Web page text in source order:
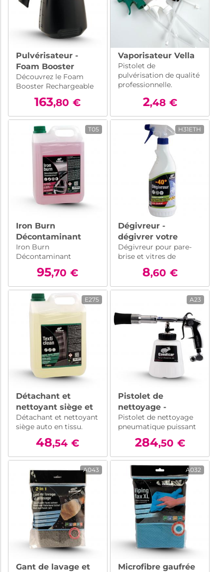
Pulvérisateur -
Foam Booster
Rechargeable 2L
Découvrez le Foam
Booster Rechargeable
2L : pulvérisateur
autonome et
rechargeable.
Simplifiez votre
nettoyage automobile !
163,80 €
Vaporisateur Vella
Pistolet de
pulvérisation de qualité
professionnelle.
2,48 €
T05
Iron Burn
Décontaminant
carrosserie 5L
Iron Burn
Décontaminant
carrosserie a été
formulé pour dissoudre
les particules ferreuses
qui se dépose sur les
carrosseries, les jantes
95,70 €
H31ETH
Dégivreur -
dégivrer votre
pare-brise
rapidement
Dégivreur pour pare-
brise et vitres de
voiture - dégivrez votre
pare-brise rapidement.
Protection jusqu'à
-40°C. Spray facile à
application uniforme.
8,60 €
E275
Détachant et
nettoyant siège et
tapis tissu
professionnel -
Texticlean - 5L
Détachant et nettoyant
siège auto en tissu.
Formule
professionnelle à action
rapide pour éliminer les
tenaces. Ravive les
couleurs et laisse une
odeur agréable.
48,54 €
A23
Pistolet de
nettoyage -
Tornador Turbo
Booster
Pistolet de nettoyage
pneumatique puissant
pour désincruster les
saletés sur toutes les
surfaces de votre
véhicule. Utilisé par les
professionnels.
284,50 €
A043
Gant de lavage et
A032
Microfibre gaufrée